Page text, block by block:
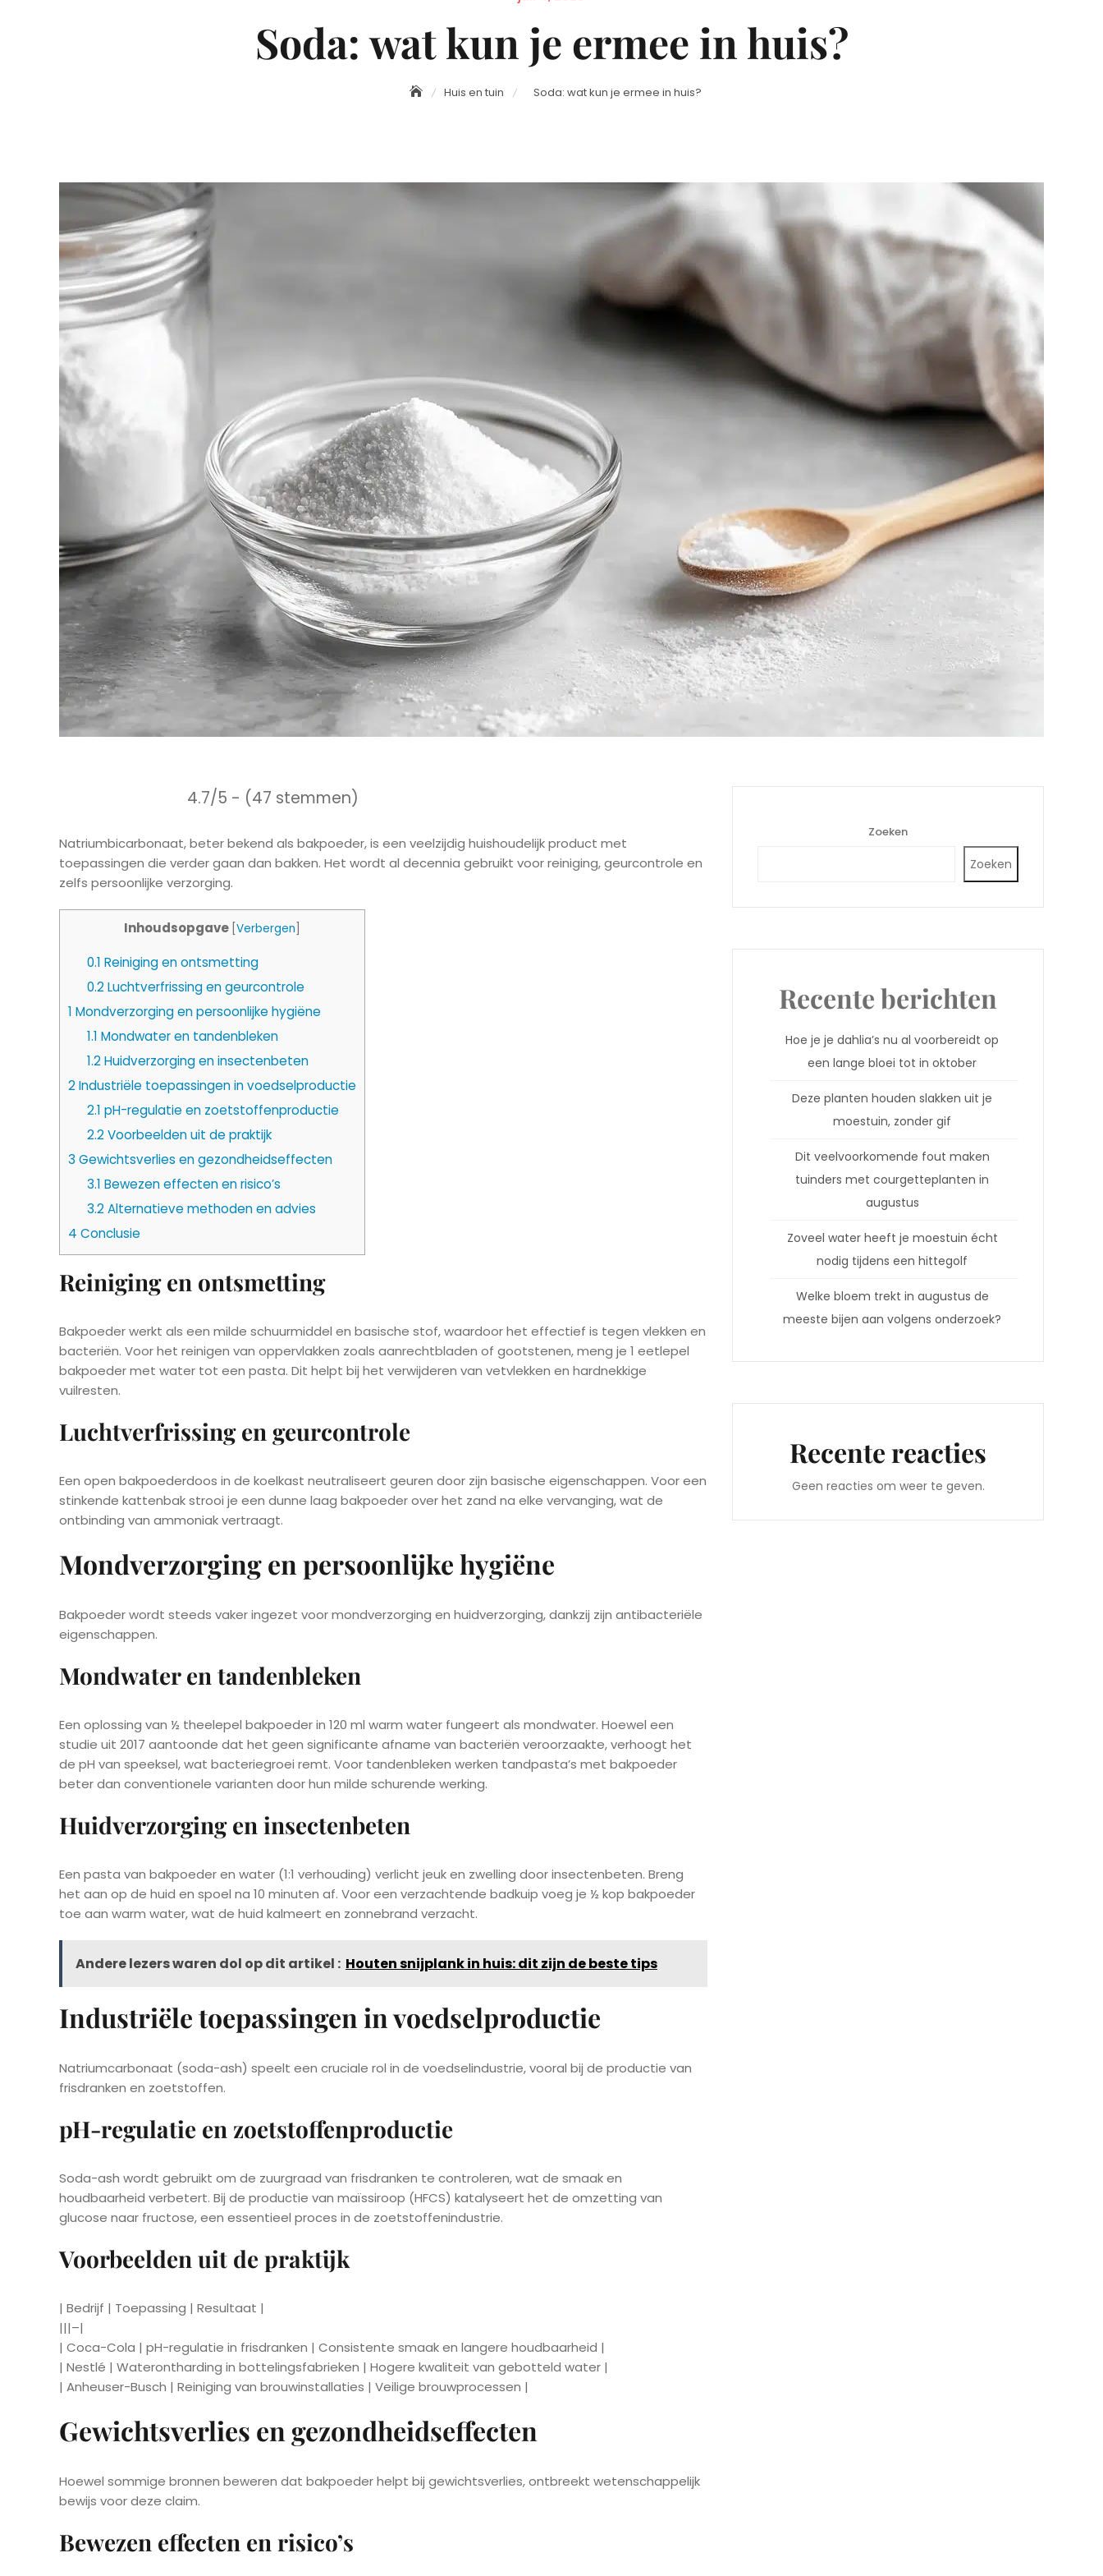
Soda: wat kun je ermee in huis?
Huis en tuin Soda: wat kun je ermee in huis?
4.7/5 - (47 stemmen)
Natriumbicarbonaat, beter bekend als bakpoeder, is een veelzijdig huishoudelijk product met
toepassingen die verder gaan dan bakken. Het wordt al decennia gebruikt voor reiniging, geurcontrole en
zelfs persoonlijke verzorging.
Inhoudsopgave Verbergen
0.1 Reiniging en ontsmetting
0.2Luchtverfrissing en geurcontrole
1 Mondverzorging en persoonlijke hygiëne
1.1 Mondwater en tandenbleken
1.2Huidverzorging en insectenbeten
2Industriële toepassingen in voedselproductie
2.1 pH-regulatie en zoetstoffenproductie
2.2Voorbeelden uit de praktijk
3 Gewichtsverlies en gezondheidseffecten
3.1 Bewezen effecten en risico’s
3.2Alternatieve methoden en advies
4 Conclusie
Reiniging en ontsmetting
Bakpoeder werkt als een milde schuurmiddel en basische stof, waardoor het effectief is tegen vlekken en
bacteriën. Voor het reinigen van oppervlakken zoals aanrechtbladen of gootstenen, meng je 1 eetlepel
bakpoeder met water tot een pasta. Dit helpt bij het verwijderen van vetvlekken en hardnekkige
vuilresten.
Luchtverfrissing en geurcontrole
Een open bakpoederdoos in de koelkast neutraliseert geuren door zijn basische eigenschappen. Voor een
stinkende kattenbak strooi je een dunne laag bakpoeder over het zand na elke vervanging, wat de
ontbinding van ammoniak vertraagt.
Mondverzorging en persoonlijke hygiëne
Bakpoeder wordt steeds vaker ingezet voor mondverzorging en huidverzorging, dankzij zijn antibacteriële
eigenschappen.
Mondwater en tandenbleken
Een oplossing van ½ theelepel bakpoeder in 120 ml warm water fungeert als mondwater. Hoewel een
studie uit 2017 aantoonde dat het geen significante afname van bacteriën veroorzaakte, verhoogt het
de pH van speeksel, wat bacteriegroei remt. Voor tandenbleken werken tandpasta’s met bakpoeder
beter dan conventionele varianten door hun milde schurende werking.
Huidverzorging en insectenbeten
Een pasta van bakpoeder en water (1:1 verhouding) verlicht jeuk en zwelling door insectenbeten. Breng
het aan op de huid en spoel na 10 minuten af. Voor een verzachtende badkuip voeg je ½ kop bakpoeder
toe aan warm water, wat de huid kalmeert en zonnebrand verzacht.
Andere lezers waren dol op dit artikel : Houten snijplank in huis: dit zijn de beste tips
Industriële toepassingen in voedselproductie
Natriumcarbonaat (soda-ash) speelt een cruciale rol in de voedselindustrie, vooral bij de productie van
frisdranken en zoetstoffen.
pH-regulatie en zoetstoffenproductie
Soda-ash wordt gebruikt om de zuurgraad van frisdranken te controleren, wat de smaak en
houdbaarheid verbetert. Bij de productie van maïssiroop (HFCS) katalyseert het de omzetting van
glucose naar fructose, een essentieel proces in de zoetstoffenindustrie.
Voorbeelden uit de praktijk
| Bedrijf | Toepassing | Resultaat |
|||–|
| Coca-Cola | pH-regulatie in frisdranken | Consistente smaak en langere houdbaarheid |
| Nestlé | Waterontharding in bottelingsfabrieken | Hogere kwaliteit van gebotteld water |
| Anheuser-Busch | Reiniging van brouwinstallaties | Veilige brouwprocessen |
Gewichtsverlies en gezondheidseffecten
Hoewel sommige bronnen beweren dat bakpoeder helpt bij gewichtsverlies, ontbreekt wetenschappelijk
bewijs voor deze claim.
Bewezen effecten en risico’s
Zoeken
Zoeken
Recente berichten
Hoe je je dahlia’s nu al voorbereidt op
een lange bloei tot in oktober
Deze planten houden slakken uit je
moestuin, zonder gif
Dit veelvoorkomende fout maken
tuinders met courgetteplanten in
augustus
Zoveel water heeft je moestuin écht
nodig tijdens een hittegolf
Welke bloem trekt in augustus de
meeste bijen aan volgens onderzoek?
Recente reacties
Geen reacties om weer te geven.